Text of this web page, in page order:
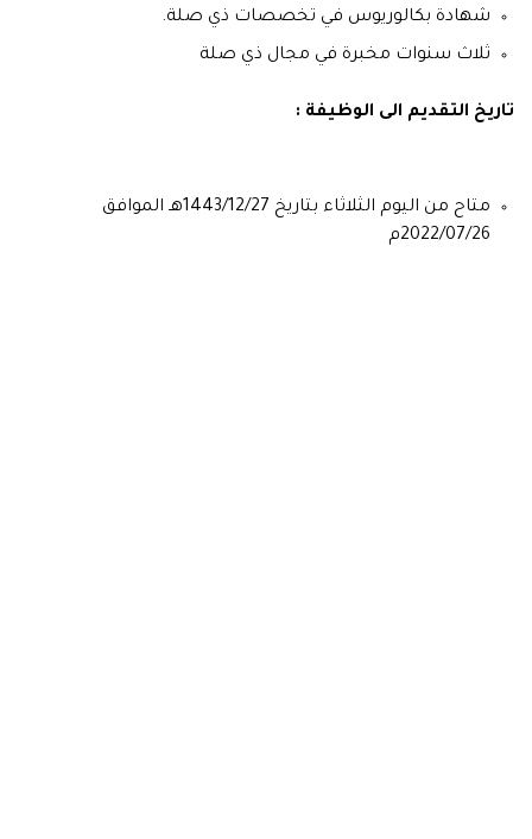
شهادة بكالوريوس في تخصصات ذي صلة.
ثلاث سنوات مخبرة في مجال ذي صلة
تاريخ التقديم الى الوظيفة :
متاح من اليوم الثلاثاء بتاريخ 1443/12/27هـ الموافق
2022/07/26م